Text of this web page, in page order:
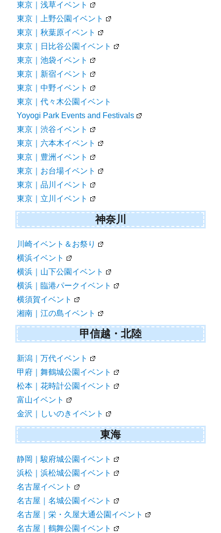
東京｜浅草イベント
東京｜上野公園イベント
東京｜秋葉原イベント
東京｜日比谷公園イベント
東京｜池袋イベント
東京｜新宿イベント
東京｜中野イベント
東京｜代々木公園イベント
Yoyogi Park Events and Festivals
東京｜渋谷イベント
東京｜六本木イベント
東京｜豊洲イベント
東京｜お台場イベント
東京｜品川イベント
東京｜立川イベント
神奈川
川崎イベント＆お祭り
横浜イベント
横浜｜山下公園イベント
横浜｜臨港パークイベント
横須賀イベント
湘南｜江の島イベント
甲信越・北陸
新潟｜万代イベント
甲府｜舞鶴城公園イベント
松本｜花時計公園イベント
富山イベント
金沢｜しいのきイベント
東海
静岡｜駿府城公園イベント
浜松｜浜松城公園イベント
名古屋イベント
名古屋｜名城公園イベント
名古屋｜栄・久屋大通公園イベント
名古屋｜鶴舞公園イベント